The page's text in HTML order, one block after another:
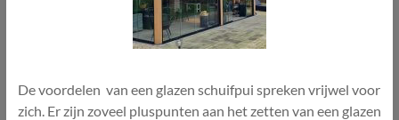
De voordelen van een glazen schuifpui spreken vrijwel voor
zich. Er zijn zoveel pluspunten aan het zetten van een glazen